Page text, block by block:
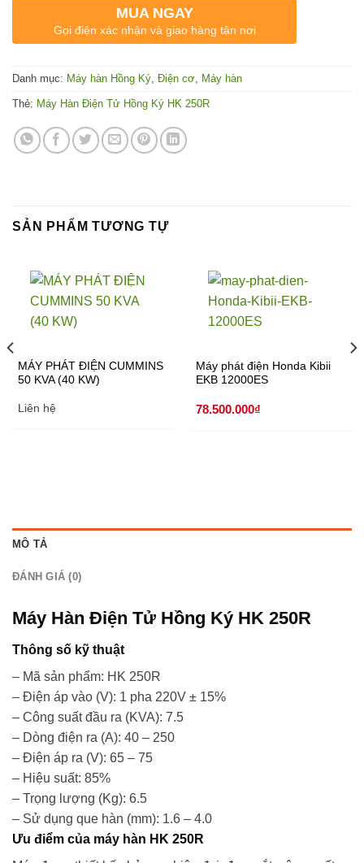
MUA NGAY
Gọi điện xác nhận và giao hàng tận nơi
Danh mục: Máy hàn Hồng Ký, Điện cơ, Máy hàn
Thẻ: Máy Hàn Điện Tử Hồng Ký HK 250R
SẢN PHẨM TƯƠNG TỰ
MÁY PHÁT ĐIỆN CUMMINS
50 KVA (40 KW)
Liên hệ
Máy phát điện Honda Kibii
EKB 12000ES
78.500.000₫
MÔ TẢ
ĐÁNH GIÁ (0)
Máy Hàn Điện Tử Hồng Ký HK 250R
Thông số kỹ thuật
– Mã sản phẩm: HK 250R
– Điện áp vào (V): 1 pha 220V ± 15%
– Công suất đầu ra (KVA): 7.5
– Dòng điện ra (A): 40 – 250
– Điện áp ra (V): 65 – 75
– Hiệu suất: 85%
– Trọng lượng (Kg): 6.5
– Sử dụng que hàn (mm): 1.6 – 4.0
Ưu điểm của máy hàn HK 250R